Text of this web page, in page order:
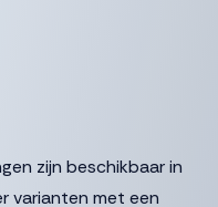
zijn beschikbaar in
varianten met een